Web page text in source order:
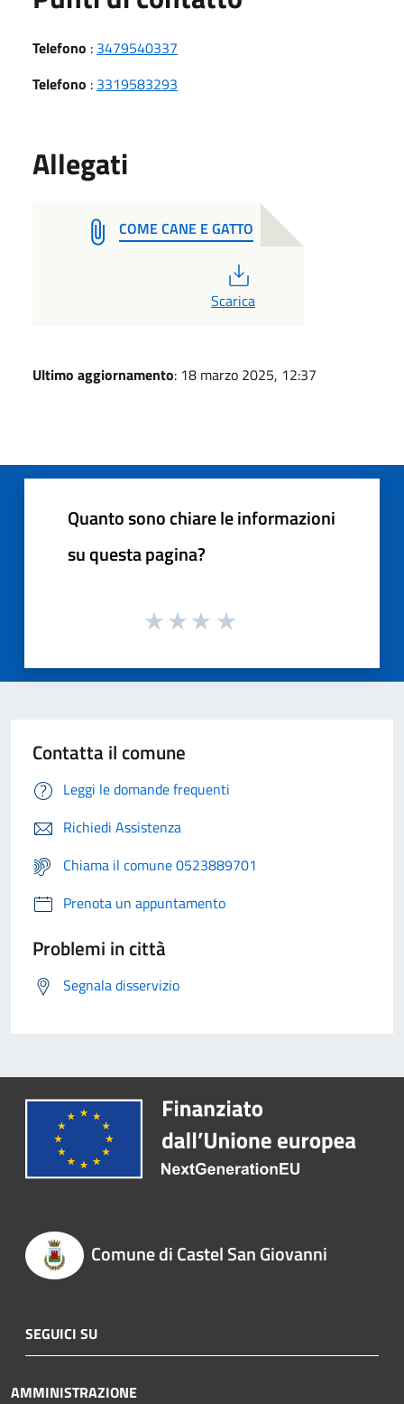
Telefono : 3479540337
Telefono : 3319583293
Allegati
COME CANE E GATTO
Scarica
Ultimo aggiornamento: 18 marzo 2025, 12:37
Quanto sono chiare le informazioni
su questa pagina?
Contatta il comune
Leggi le domande frequenti
Richiedi Assistenza
Chiama il comune 0523889701
Prenota un appuntamento
Problemi in città
Segnala disservizio
Comune di Castel San Giovanni
SEGUICI SU
AMMINISTRAZIONE